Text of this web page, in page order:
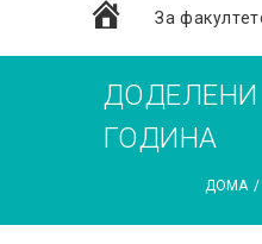
дома
За
ДОДЕЛЕНИ
ГОДИНА
ДОМА /